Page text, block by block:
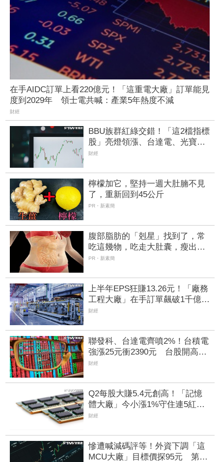
在手AIDC訂單上看220億元！「這重電大廠」訂單能見
度到2029年 領士電共喊：產業5年熱度不減
財經
BBU族群紅綠交錯！「這2檔指標
股」亮燈領漲、台達電、光寶科
雙收紅 新普、AES也有逾2%漲
財經
檸檬加它，堅持一週大肚腩不見
了，重新回到45公斤
PR・新素簡
腹部脂肪的「剋星」找到了，常
吃這幾物，吃走大肚囊，瘦出小
蠻腰
PR・新素簡
上半年EPS狂賺13.26元！「廠務
工程大廠」在手訂單飆破1千億
元 台積電CoWoS大單帶飛毛利
財經
聯發科、台達電齊噴2%！台積電
強漲25元衝2390元 台股開高漲
430點反攻44800點大關
財經
Q2每股大賺5.4元創高！「記憶
體大廠」今小漲1%守住連5紅
自營商卻脫手449張、抱回7549
財經
慘遭喊減碼評等！外資下調「這
MCU大廠」目標價探95元 第二